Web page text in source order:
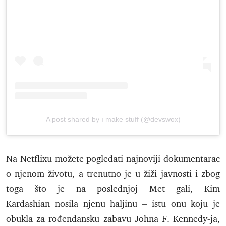
A post shared by ı make stuff (@devswox)
Na Netflixu možete pogledati najnoviji dokumentarac
o njenom životu, a trenutno je u žiži javnosti i zbog
toga što je na poslednjoj Met gali, Kim
Kardashian nosila njenu haljinu – istu onu koju je
obukla za rođendansku zabavu Johna F. Kennedy-ja,